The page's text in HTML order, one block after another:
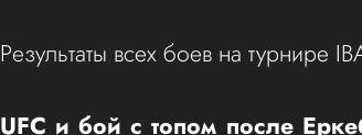
Результаты всех боев на турнире
UFC и бой с топом после